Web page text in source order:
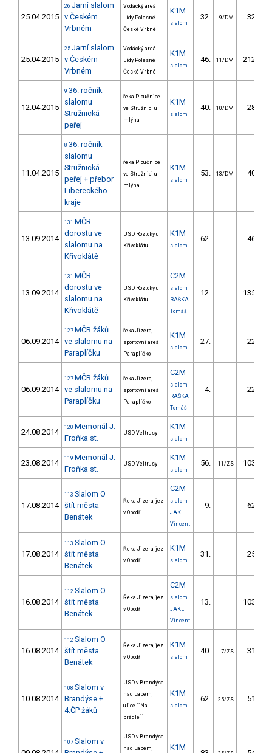
25.04.2015
26 Jarní slalom
v Českém
Vrbném
Vodácký areál
Lídy Polesné
České Vrbné
K1M
slalom
32. 9/DM 32.34
25.04.2015
25 Jarní slalom
v Českém
Vrbném
Vodácký areál
Lídy Polesné
České Vrbné
K1M
slalom
46. 11/DM 212.13
12.04.2015
9 36. ročník
slalomu
Stružnická
peřej
řeka Ploučnice
ve Stružnici u
mlýna
K1M
slalom
40. 10/DM 28.50
11.04.2015
8 36. ročník
slalomu
Stružnická
peřej + přebor
Libereckého
kraje
řeka Ploučnice
ve Stružnici u
mlýna
K1M
slalom
53. 13/DM 40.20
13.09.2014
131 MČR
dorostu ve
slalomu na
Křivoklátě
USD Roztoky u
Křivoklátu
K1M
slalom
62. 46.05
13.09.2014
131 MČR
dorostu ve
slalomu na
Křivoklátě
USD Roztoky u
Křivoklátu
C2M
slalom
RAŠKA
Tomáš
12. 135.10
06.09.2014
127 MČR žáků
ve slalomu na
Paraplíčku
řeka Jizera,
sportovní areál
Paraplíčko
K1M
slalom
27. 22.57
06.09.2014
127 MČR žáků
ve slalomu na
Paraplíčku
řeka Jizera,
sportovní areál
Paraplíčko
C2M
slalom
RAŠKA
Tomáš
4. 22.61
24.08.2014 120 Memoriál J.
Froňka st.
USD Veltrusy
K1M
slalom
23.08.2014 119 Memoriál J.
Froňka st.
USD Veltrusy
K1M
slalom
56. 11/ZS 103.43
17.08.2014
113 Slalom O
štít města
Benátek
Řeka Jizera, jez
v Obodři
C2M
slalom
JAKL
Vincent
9. 62.90
17.08.2014
113 Slalom O
štít města
Benátek
Řeka Jizera, jez
v Obodři
K1M
slalom
31. 25.10
16.08.2014
112 Slalom O
štít města
Benátek
Řeka Jizera, jez
v Obodři
C2M
slalom
JAKL
Vincent
13. 103.30
16.08.2014
112 Slalom O
štít města
Benátek
Řeka Jizera, jez
v Obodři
K1M
slalom
40. 7/ZS 31.20
10.08.2014
108 Slalom v
Brandýse +
4.ČP žáků
USD v Brandýse
nad Labem,
ulice ´´Na
prádle´´
K1M
slalom
62. 25/ZS 51.61
107 Slalom v
USD v Brandýse
nad Labem,
K1M